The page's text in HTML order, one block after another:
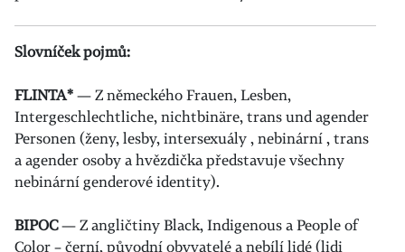
Slovníček pojmů:
FLINTA*— Z německého Frauen, Lesben,
Intergeschlechtliche, nichtbinäre, trans und agender
Personen (ženy, lesby, intersexuály , nebinární , trans
a agender osoby a hvězdička představuje všechny
nebinární genderové identity).
BIPOC— Z angličtiny Black, Indigenous a People of
Color – černí, původní obyvatelé a nebílí lidé (lidi